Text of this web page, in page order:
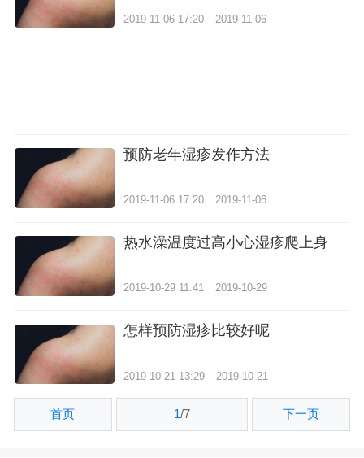
2019-11-06 17:20 2019-11-06
预防老年湿疹发作方法
2019-11-06 17:20 2019-11-06
热水澡温度过高小心湿疹爬上身
2019-10-29 11:41 2019-10-29
怎样预防湿疹比较好呢
2019-10-21 13:29 2019-10-21
首页 1/7 下一页